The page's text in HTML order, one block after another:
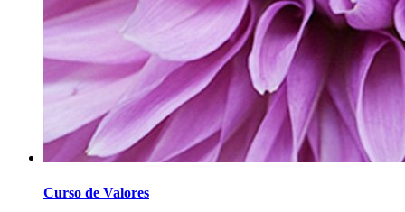
Curso de Valores